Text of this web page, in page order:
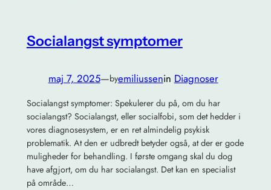
Socialangst symptomer
maj 7, 2025—byemiliussenin Diagnoser
Socialangst symptomer: Spekulerer du på, om du har
socialangst? Socialangst, eller socialfobi, som det hedder i
vores diagnosesystem, er en ret almindelig psykisk
problematik. At den er udbredt betyder også, at der er gode
muligheder for behandling. I første omgang skal du dog
have afgjort, om du har socialangst. Det kan en specialist
på område…